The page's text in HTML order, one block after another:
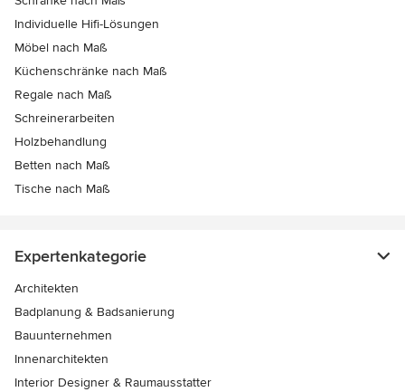
Individuelle Hifi-Lösungen
Möbel nach Maß
Küchenschränke nach Maß
Regale nach Maß
Schreinerarbeiten
Holzbehandlung
Betten nach Maß
Tische nach Maß
Expertenkategorie
Architekten
Badplanung & Badsanierung
Bauunternehmen
Innenarchitekten
Interior Designer & Raumausstatter